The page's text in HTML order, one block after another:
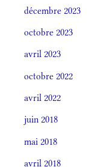
décembre 2023
octobre 2023
avril 2023
octobre 2022
avril 2022
juin 2018
mai 2018
avril 2018